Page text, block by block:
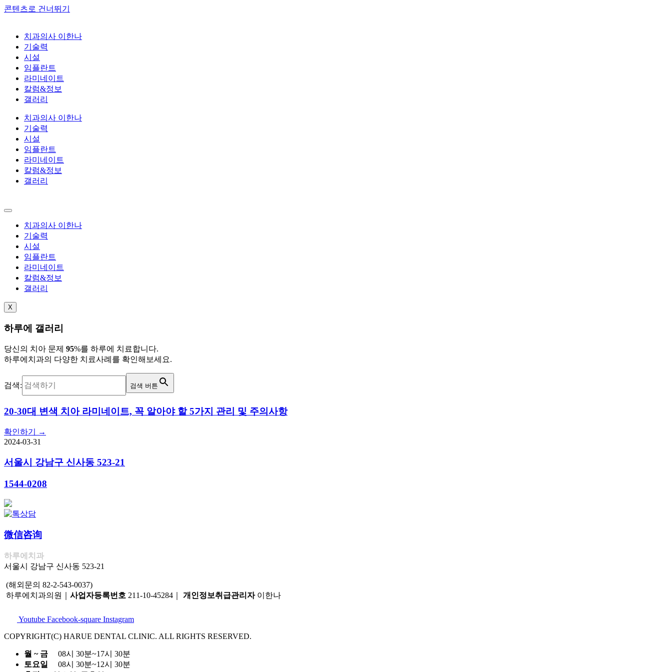
콘텐츠로 건너뛰기
치과의사 이한나
기술력
시설
임플란트
라미네이트
칼럼&정보
갤러리
치과의사 이한나
기술력
시설
임플란트
라미네이트
칼럼&정보
갤러리
치과의사 이한나
기술력
시설
임플란트
라미네이트
칼럼&정보
갤러리
X
하루에 갤러리
당신의 치아 문제 95%를 하루에 치료합니다.
하루에치과의 다양한 치료사례를 확인해보세요.
검색: 검색 버튼
20-30대 변색 치아 라미네이트, 꼭 알아야 할 5가지 관리 및 주의사항
확인하기 →
2024-03-31
서울시 강남구 신사동 523-21
1544-0208
微信咨询
하루에치과
서울시 강남구 신사동 523-21
(해외문의 82-2-543-0037)
하루에치과의원｜ 사업자등록번호 211-10-45284｜ 개인정보취급관리자이한나
Youtube Facebook-square Instagram
COPYRIGHT(C) HARUE DENTAL CLINIC. ALL RIGHTS RESERVED.
월 ~ 금 08시 30분~17시 30분
토요일
08시 30분~12시 30분